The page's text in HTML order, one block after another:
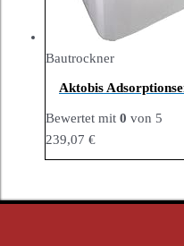
Bautrockner
Aktobis
Bewertet mit 0 von 5
239,07 €